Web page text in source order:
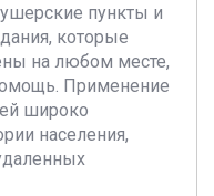
пункты и
которые
на любом месте,
Применение
широко
населения,